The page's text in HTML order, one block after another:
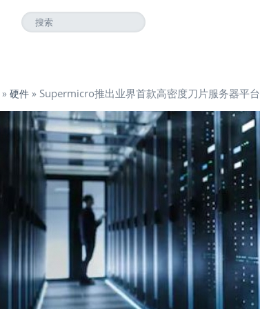
» 硬件 » Supermicro推出业界首款高密度刀片服务器平台